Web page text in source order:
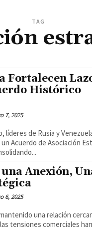
TAG
Fortalecen
Histórico
7, 2025
líderes de Rusia y
Acuerdo de Asociación
Anexión,
6, 2025
una relación
tensiones comerciales